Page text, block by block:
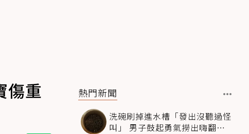
傷重
熱門新聞
洗碗刷掉進水槽「發出沒聽過怪
叫」 男子鼓起勇氣撈出嗨翻：